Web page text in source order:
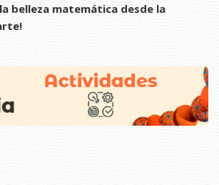
belleza matemática desde la